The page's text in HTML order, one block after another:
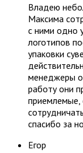
Владею
Максима
с ними одно
логотипов
упаковки
менеджеры
работу они
приемлемые,
спасибо за
Егор